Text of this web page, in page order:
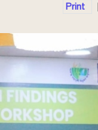
Print